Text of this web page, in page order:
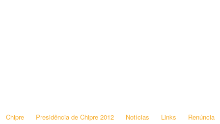
Chipre Presidência de Chipre 2012 Notícias Links
Renúncia